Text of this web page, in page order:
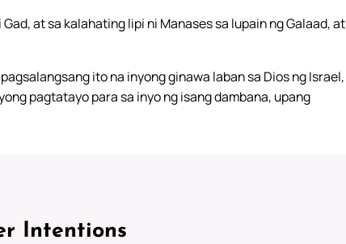
at sa kalahating lipi ni Manases sa lupain ng Galaad, at
ito na inyong ginawa laban sa Dios ng Israel,
pagtatayo para sa inyo ng isang dambana, upang
Intentions